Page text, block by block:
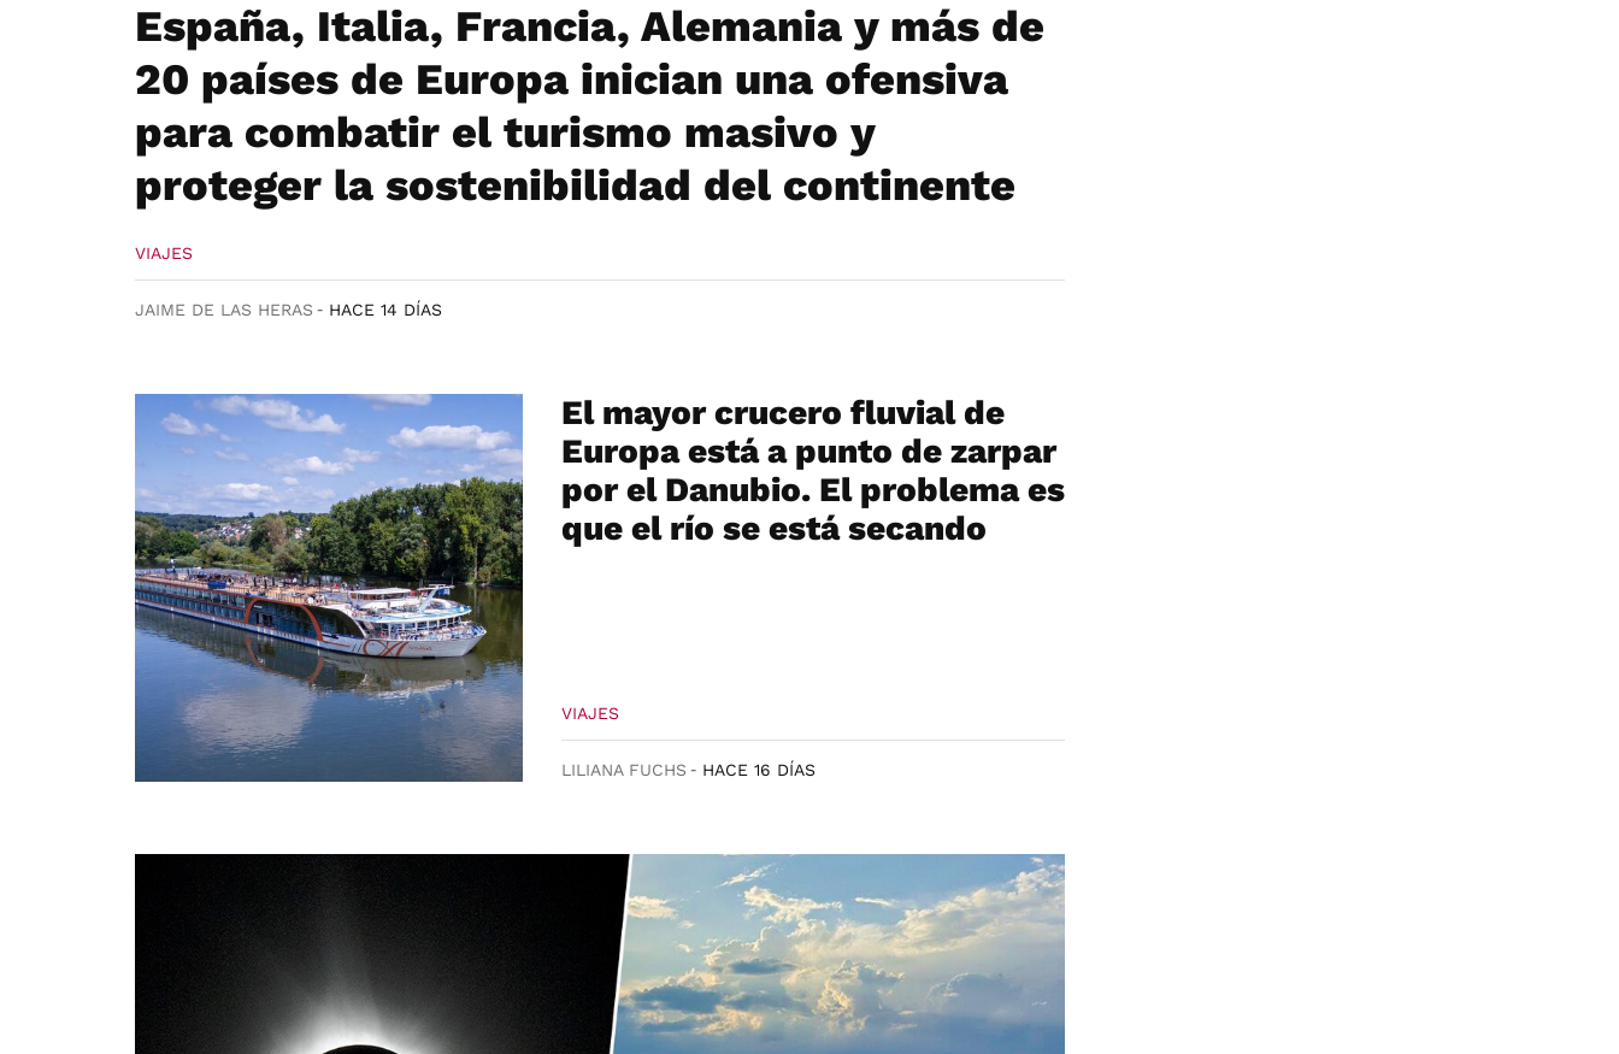
España, Italia, Francia, Alemania y más de
20 países de Europa inician una ofensiva
para combatir el turismo masivo y
proteger la sostenibilidad del continente
VIAJES
JAIME DE LAS HERAS HACE 14 DÍAS
El mayor crucero fluvial de
Europa está a punto de zarpar
por el Danubio. El problema es
que el río se está secando
VIAJES
LILIANA FUCHS HACE 16 DÍAS